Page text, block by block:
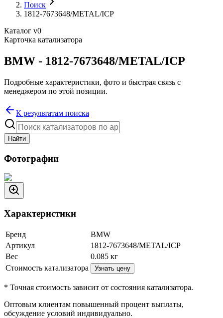
Поиск
1812-7673648/METAL/ICP
Каталог v0
Карточка катализатора
BMW - 1812-7673648/METAL/ICP
Подробные характеристики, фото и быстрая связь с
менеджером по этой позиции.
К результатам поиска
Найти
Фотографии
Характеристики
Бренд
BMW
Артикул
1812-7673648/METAL/ICP
Вес
0.085 кг
Стоимость катализатора
Узнать цену
* Точная стоимость зависит от состояния катализатора.
Оптовым клиентам повышенный процент выплаты,
обсуждение условий индивидуально.